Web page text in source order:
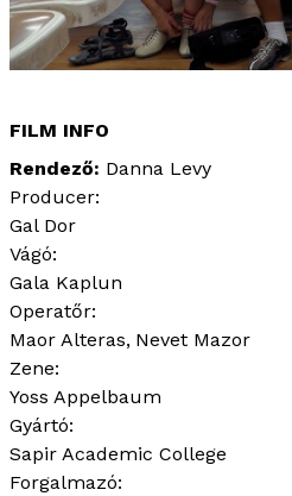
FILM INFO
Rendező
Danna Levy
Producer:
Gal Dor
Vágó:
Gala Kaplun
Operatőr:
Maor Alteras Nevet Mazor
Zene:
Yoss Appelbaum
Gyártó:
Sapir Academic College
Forgalmazó: